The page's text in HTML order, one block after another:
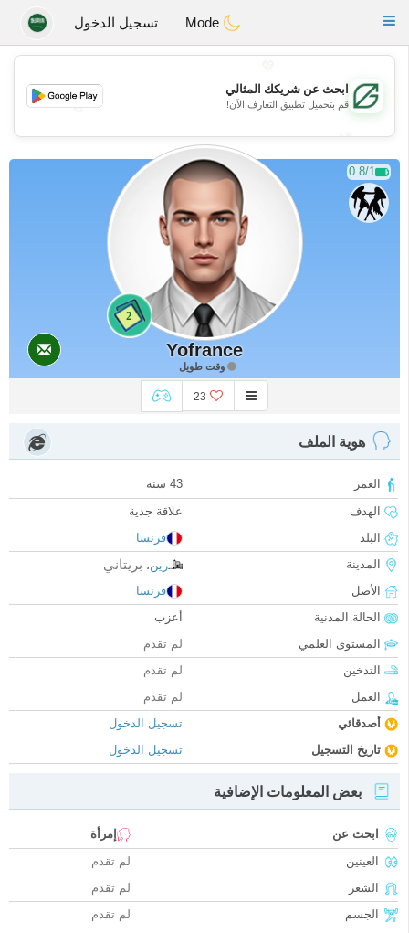
GulfDating
Toggle
تسجيل الدخول
💖
💕
💕
ابحث عن شريكك المثالي
قم بتحميل تطبيق التعارف الآن!
0.8/1
2
Yofrance
وقت طويل
23
هوية الملف
العمر
43 سنة
الهدف
علاقة جدية
البلد
فرنسا
المدينة
رين، بريتاني
الأصل
فرنسا
الحالة المدنية
أعزب
المستوى العلمي
لم تقدم
التدخين
لم تقدم
العمل
لم تقدم
أصدقائي
تسجيل الدخول
تاريخ التسجيل
تسجيل الدخول
بعض المعلومات الإضافية
ابحث عن
إمرأة
العينين
لم تقدم
الشعر
لم تقدم
الجسم
لم تقدم